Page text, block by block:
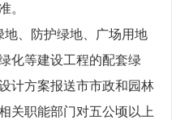
。
、防护绿地、广场用地
化等建设工程的配套绿
计方案报送市市政和园林
关职能部门对五公顷以上